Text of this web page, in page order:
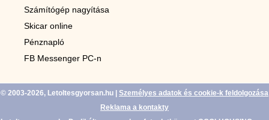
Számítógép nagyítása
Skicar online
Pénznapló
FB Messenger PC-n
© 2003-2026, Letoltesgyorsan.hu
Személyes adatok és cookie-k feldolgozása
Reklama a kontakty